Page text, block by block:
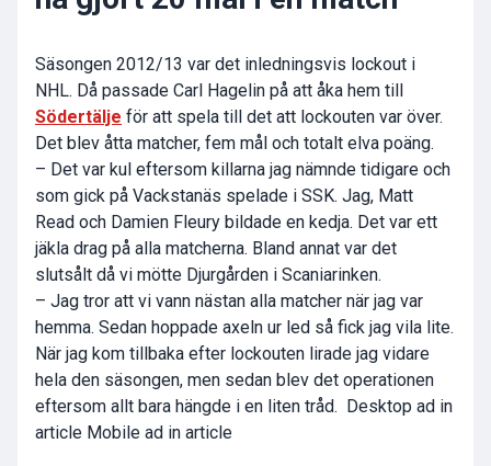
Säsongen 2012/13 var det inledningsvis lockout i
NHL. Då passade Carl Hagelin på att åka hem till
Södertälje för att spela till det att lockouten var över.
Det blev åtta matcher, fem mål och totalt elva poäng.
– Det var kul eftersom killarna jag nämnde tidigare och
som gick på Vackstanäs spelade i SSK. Jag, Matt
Read och Damien Fleury bildade en kedja. Det var ett
jäkla drag på alla matcherna. Bland annat var det
slutsålt då vi mötte Djurgården i Scaniarinken.
– Jag tror att vi vann nästan alla matcher när jag var
hemma. Sedan hoppade axeln ur led så fick jag vila lite.
När jag kom tillbaka efter lockouten lirade jag vidare
hela den säsongen, men sedan blev det operationen
eftersom allt bara hängde i en liten tråd. Desktop ad in
article Mobile ad in article